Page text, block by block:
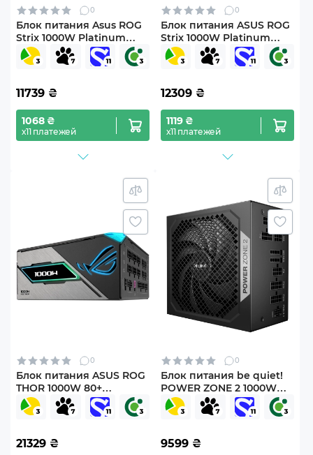
0
Блок питания Asus ROG
Strix 1000W Platinum
(90YE00W1-B0NA00)
11739 ₴
1068 ₴
х11 платежей
0
Блок питания ASUS ROG
Strix 1000W Platinum
White Edition
(90YE00W4-B0NA00)
12309 ₴
1119 ₴
х11 платежей
0
Блок питания ASUS ROG
THOR 1000W 80+
Platinum III (ROG-THOR-
1000P3-GAMING)
21329 ₴
0
Блок питания be quiet!
POWER ZONE 2 1000W
(BP008EU)
9599 ₴